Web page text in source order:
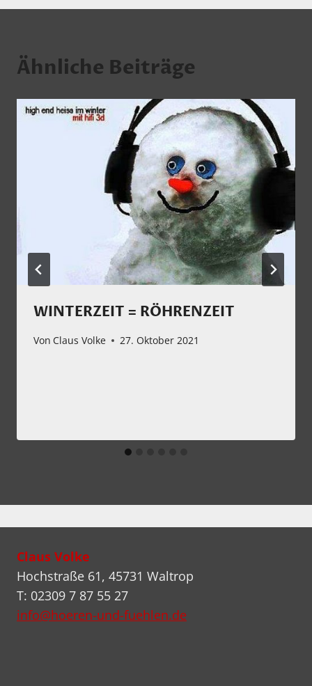
Ähnliche Beiträge
WINTERZEIT = RÖHRENZEIT
Von Claus Volke 27. Oktober 2021
Claus Volke
Hochstraße 61, 45731 Waltrop
T: 02309 7 87 55 27
info@hoeren-und-fuehlen.de